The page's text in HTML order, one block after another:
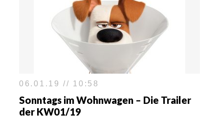
06.01.19 // 10:58
Sonntags im Wohnwagen – Die Trailer
der KW01/19